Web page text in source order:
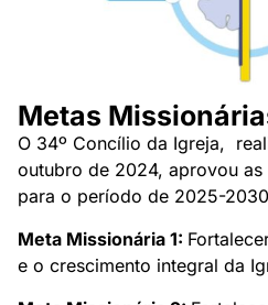
Metas
O 34º Concílio da Igreja,
outubro de 2024, aprovou as
para o período de 2025-
Meta Missionária 1:
e o crescimento integral da